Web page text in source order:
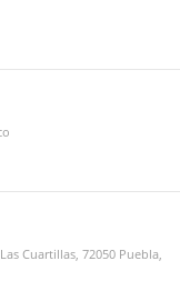
Cuartillas, 72050 Puebla,